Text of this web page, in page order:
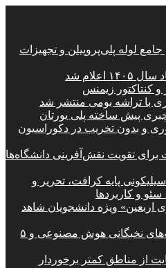
لوله پلی‌پروپیلن و تجهیزات
شد
و کنتاکتور زیمنس
با تراشه بومی منتشر شد
پیش ساخته پلی یورتان
و بدون تخریب در دکوراسیون
تقویت نقش‌آفرینی دانشگاه‌ها
پایه کرافت، تحریر و
و کاربردها
اربعین» ویژه دانشجویان شاهد
سرمایه‌گذاری روی هسته‌های نخبگانی هوش مصنوعی و ۵
از مناطق کمتر برخوردار